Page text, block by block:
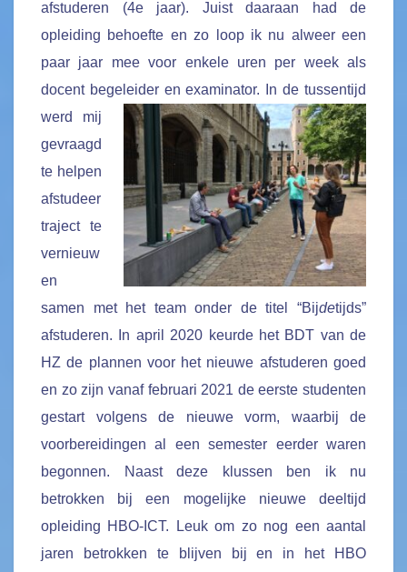
afstuderen (4e jaar). Juist daaraan had de
opleiding behoefte en zo loop ik nu alweer een
paar jaar mee voor enkele uren per week als
docent begeleider en examinator.
In de tussentijd
werd mij
gevraagd
te helpen
afstudeer
traject te
vernieuw
en
samen met het team onder de titel “Bijdetijds”
afstuderen. In april 2020 keurde het BDT van de
HZ de plannen voor het nieuwe afstuderen goed
en zo zijn vanaf februari 2021 de eerste studenten
gestart volgens de nieuwe vorm, waarbij de
voorbereidingen al een semester eerder waren
begonnen. Naast deze klussen ben ik nu
betrokken bij een mogelijke nieuwe deeltijd
opleiding HBO-ICT. Leuk om zo nog een aantal
jaren betrokken te blijven bij en in het HBO